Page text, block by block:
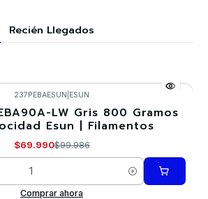
Recién Llegados
237PEBAESUN ESUN
LW Gris 800 Gramos
Esun | Filamentos
$69.990$99.986
Comprar ahora